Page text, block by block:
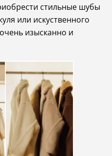
стильные шубы
или искуственного
изысканно и